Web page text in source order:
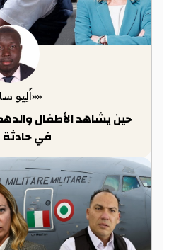
««أَلِيو
حين يشاهد الأطفال
في حادثة